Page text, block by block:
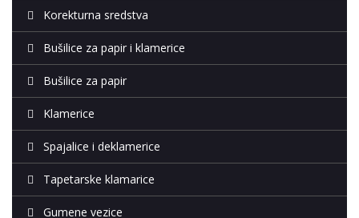
Korekturna sredstva
Bušilice za papir i klamerice
Bušilice za papir
Klamerice
Spajalice i deklamerice
Tapetarske klamarice
Gumene vezice